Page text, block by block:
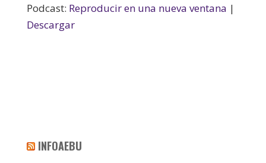
Podcast: Reproducir en una nueva ventana |
Descargar
INFOAEBU